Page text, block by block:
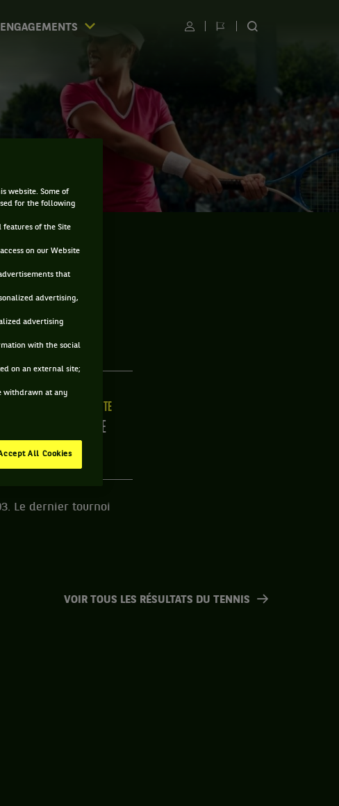
ENGAGEMENTS UtilisateurChangerRECHERCHER
MAIN FORTE
DROITE
Le dernier tournoi
VOIR TOUS LES RÉSULTATS DU TENNIS
website. Some of
for the following
of the Site
on our Website
that
advertising,
advertising
with the social
on an external site;
withdrawn at any
All Cookies